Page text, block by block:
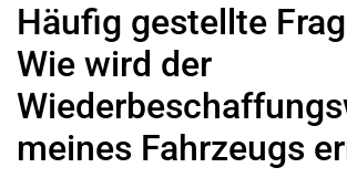
Häufig gestellte
Wie wird der
meines Fahrzeugs